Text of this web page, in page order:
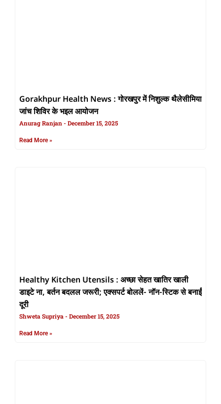
Gorakhpur Health News : गोरखपुर में निशुल्क थैलेसीमिया
जांच शिविर के भइल आयोजन
Anurag Ranjan December 15, 2025
Read More »
Healthy Kitchen Utensils : अच्छा सेहत खातिर खाली
डाइटे ना, बर्तन बदलल जरूरी; एक्सपर्ट बोललें- नॉन-स्टिक से बनाईं
दूरी
Shweta Supriya December 15, 2025
Read More »